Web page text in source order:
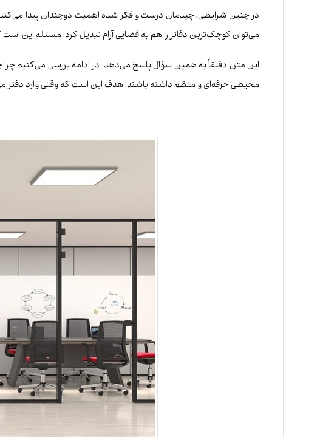
در چنین شرایطی، چیدمان درست و فکر شده اهمیت دوچندان پیدا
می‌توان کوچک‌ترین دفاتر را هم به فضایی آرام تبدیل کرد. مسئله این
این متن دقیقاً به همین سؤال پاسخ می‌دهد. در ادامه بررسی می‌کنیم
محیطی حرفه‌ای و منظم داشته باشند. هدف این است که وقتی وارد